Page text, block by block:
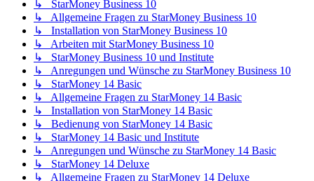
↳ StarMoney Business 10
↳ Allgemeine Fragen zu StarMoney Business 10
↳ Installation von StarMoney Business 10
↳ Arbeiten mit StarMoney Business 10
↳ StarMoney Business 10 und Institute
↳ Anregungen und Wünsche zu StarMoney Business 10
↳ StarMoney 14 Basic
↳ Allgemeine Fragen zu StarMoney 14 Basic
↳ Installation von StarMoney 14 Basic
↳ Bedienung von StarMoney 14 Basic
↳ StarMoney 14 Basic und Institute
↳ Anregungen und Wünsche zu StarMoney 14 Basic
↳ StarMoney 14 Deluxe
↳ Allgemeine Fragen zu StarMoney 14 Deluxe